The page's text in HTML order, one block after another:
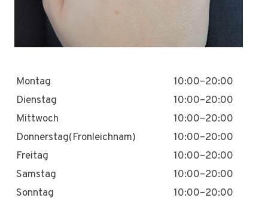
Montag
10:00–20:00
Dienstag
10:00–20:00
Mittwoch
10:00–20:00
Donnerstag(Fronleichnam)
10:00–20:00
Freitag
10:00–20:00
Samstag
10:00–20:00
Sonntag
10:00–20:00